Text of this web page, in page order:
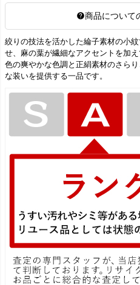
商品について
絞りの技法を活かした綸子素材の小
せ、麻の葉が繊細なアクセントを加
色の爽やかな色調と正絹素材のさら
な装いを提供する一品です。